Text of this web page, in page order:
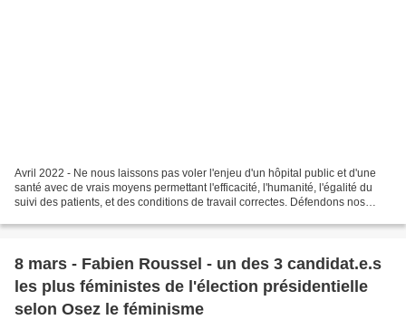
Avril 2022 - Ne nous laissons pas voler l'enjeu d'un hôpital public et d'une
santé avec de vrais moyens permettant l'efficacité, l'humanité, l'égalité du
suivi des patients, et des conditions de travail correctes. Défendons nos
8 mars - Fabien Roussel - un des 3 candidat.e.s
les plus féministes de l'élection présidentielle
selon Osez le féminisme